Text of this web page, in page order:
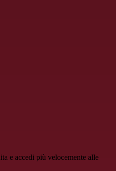
e accedi più velocemente alle